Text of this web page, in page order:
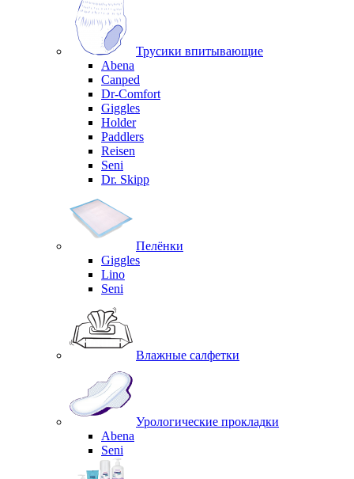
Трусики впитывающие
Abena
Canped
Dr-Comfort
Giggles
Holder
Paddlers
Reisen
Seni
Dr. Skipp
Пелёнки
Giggles
Lino
Seni
Влажные салфетки
Урологические прокладки
Abena
Seni